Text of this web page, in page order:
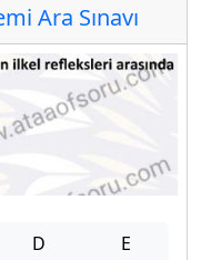
Ara Sınavı
D E